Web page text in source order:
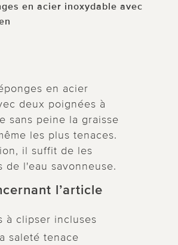
en acier inoxydable avec
en acier
deux poignées à
sans peine la graisse
les plus tenaces.
il suffit de les
de l'eau savonneuse.
l’article
à clipser incluses
saleté tenace